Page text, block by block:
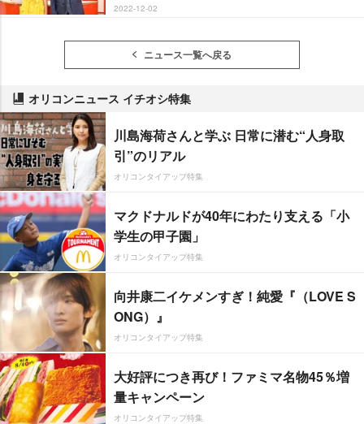
2022-12-02
ニュース一覧へ戻る
オリコンニュース イチオシ特集
川島海荷さんと学ぶ 日常に潜む“人身取
引”のリアル
オリコンタイアップ特集
マクドナルドが40年にわたり支える「小
学生の甲子園」
オリコンタイアップ特集
向井康二イケメンすぎ！純愛『（LOVE S
ONG）』
オリコンタイアップ特集
大好評につき再び！ファミマ名物45％増
量キャンペーン
オリコンタイアップ特集